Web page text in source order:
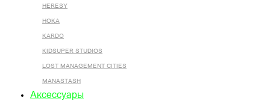
HERESY
HOKA
KARDO
KIDSUPER STUDIOS
LOST MANAGEMENT CITIES
MANASTASH
Аксессуары